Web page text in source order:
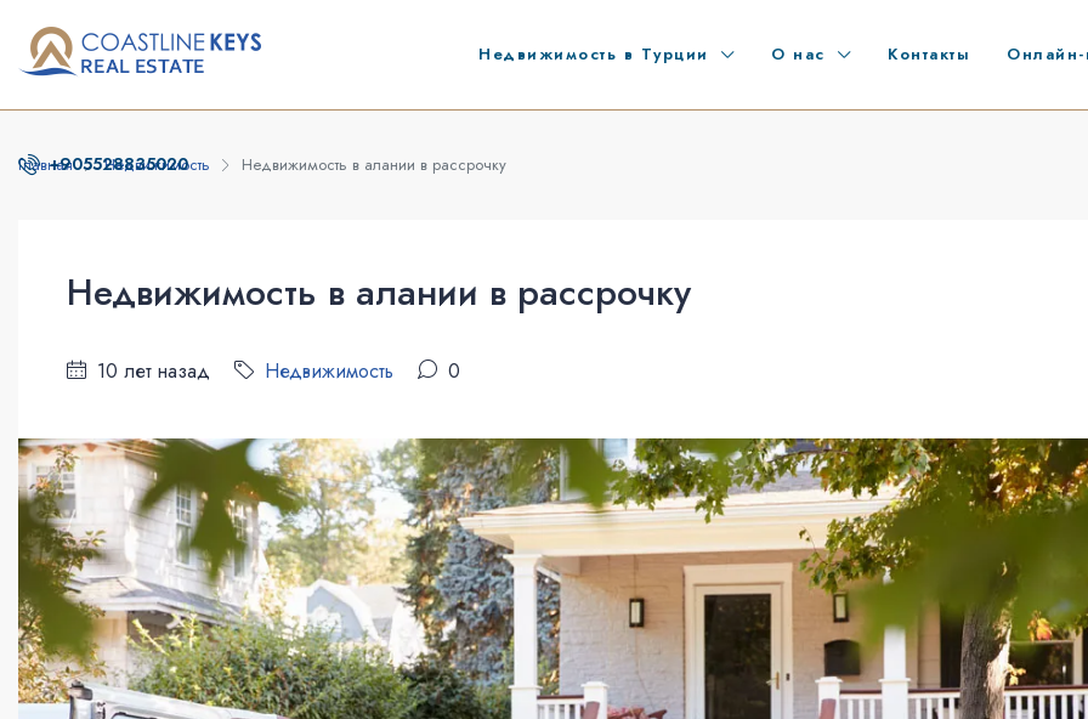
Недвижимость в Турции О нас Контакты Онлайн-
+905528835020
Главная Недвижимость Недвижимость в алании в рассрочку
Недвижимость в алании в рассрочку
10 лет назад Недвижимость 0